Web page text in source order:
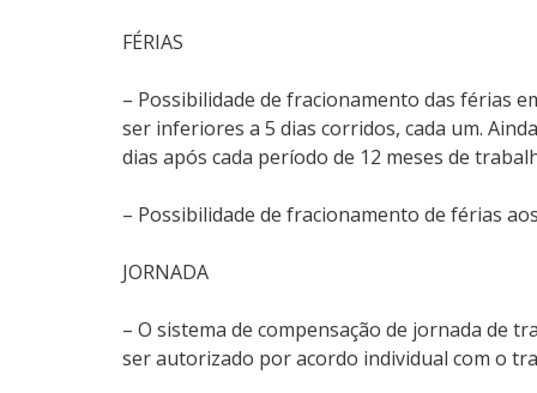
FÉRIAS
– Possibilidade de fracionamento das férias
ser inferiores a 5 dias corridos, cada um.
dias após cada período de 12 meses de
– Possibilidade de fracionamento de férias
JORNADA
– O sistema de compensação de jornada de
ser autorizado por acordo individual com o